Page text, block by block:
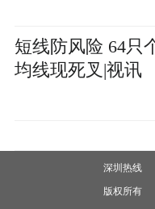
短线防风险 64只
均线现死叉|视讯
深圳热线
版权所有